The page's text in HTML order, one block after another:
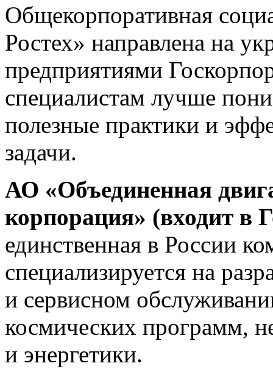
Общекорпоративная
Ростех» направлена на
предприятиями
специалистам лучше
полезные практики и
задачи.
АО «Объединенная
корпорация» (входит в
единственная в России
специализируется на
и сервисном
космических программ,
и энергетики.